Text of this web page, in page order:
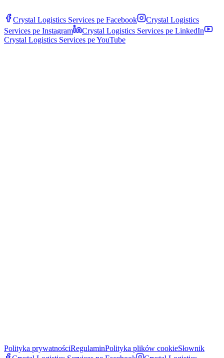
Crystal Logistics Services pe Facebook
Crystal Logistics
Services pe Instagram Crystal Logistics Services pe LinkedIn
Crystal Logistics Services peYouTube
Polityka prywatnościRegulaminPolityka plików cookieSłownik